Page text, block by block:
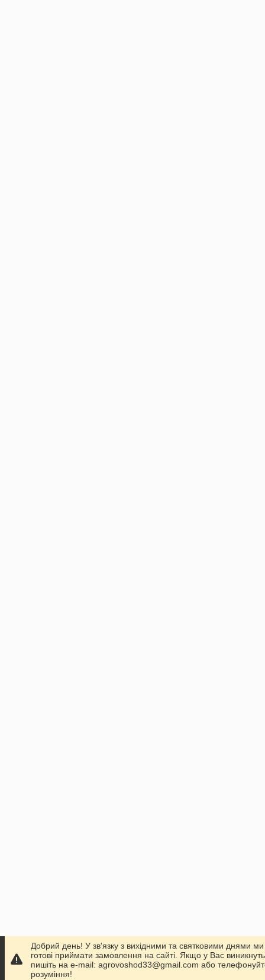
Добрий день! У зв'язку з вихідними та святковими днями
готові приймати замовлення на сайті. Якщо у Вас
пишіть на e-mail: agrovoshod33@gmail.com або
розуміння!